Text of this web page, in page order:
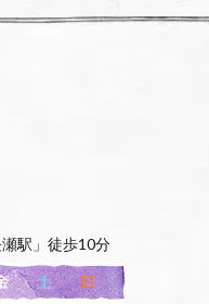
駅」徒歩10分